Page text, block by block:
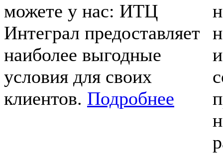
можете у нас: ИТЦ
Интеграл предоставляет
наиболее выгодные
условия для своих
клиентов. Подробнее